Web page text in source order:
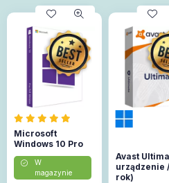
Microsoft
Windows 10 Pro
W
magazynie
Avast
urządzenie
rok)